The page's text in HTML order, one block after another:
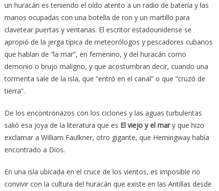
un huracán es teniendo el oído atento a un radio de batería y las
manos ocupadas con una botella de ron y un martillo para
clavetear puertas y ventanas. El escritor estadounidense se
apropió de la jerga típica de meteorólogos y pescadores cubanos
que hablan de “la mar”, en femenino, y del huracán como
demonio o brujo maligno, y que acostumbran decir, cuando una
tormenta sale de la isla, que “entró en el canal” o que “cruzó de
tierra”.
De los encontronazos con los ciclones y las aguas turbulentas
salió esa joya de la literatura que es El viejo y el mary que hizo
exclamar a William Faulkner, otro gigante, que Hemingway había
encontrado a Dios.
En una isla ubicada en el cruce de los vientos, es imposible no
convivir con la cultura del huracán que existe en las Antillas desde